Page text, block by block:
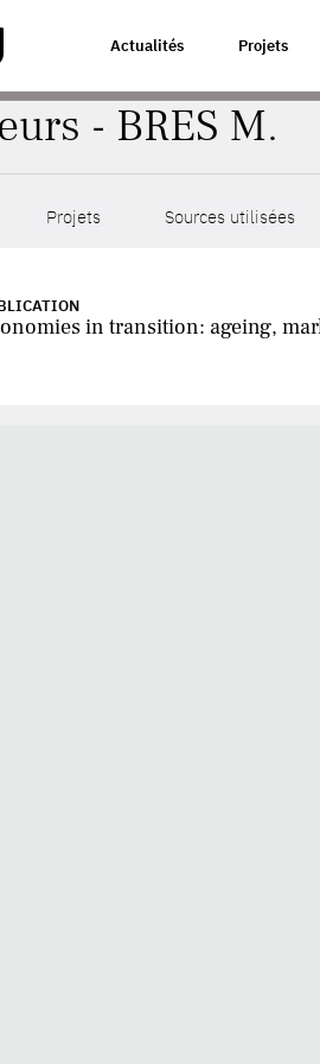
Actualités Projets
- BRES M.
Projets Sources utilisées
in transition: ageing,